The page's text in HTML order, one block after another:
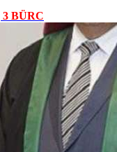
3 BÜRC